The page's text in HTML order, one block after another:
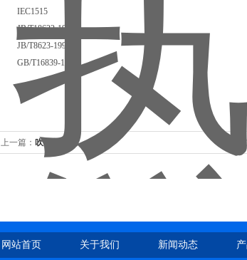
IEC1515
JB/T18622-1997
JB/T8623-1997
GB/T16839-1997
上一篇： 吹气热电偶 下
网站首页 关于我们 新闻动态